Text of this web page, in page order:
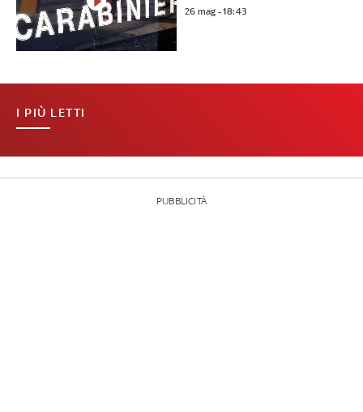
26 mag - 18:43
I PIÙ LETTI
PUBBLICITÀ